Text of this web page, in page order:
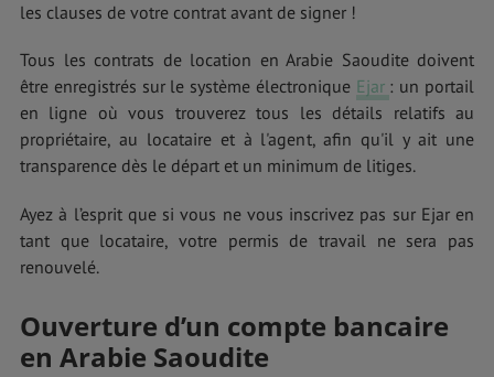
les clauses de votre contrat avant de signer !
Tous les contrats de location en Arabie Saoudite doivent
être enregistrés sur le système électronique Ejar : un portail
en ligne où vous trouverez tous les détails relatifs au
propriétaire, au locataire et à l'agent, afin qu'il y ait une
transparence dès le départ et un minimum de litiges.
Ayez à l’esprit que si vous ne vous inscrivez pas sur Ejar en
tant que locataire, votre permis de travail ne sera pas
renouvelé.
Ouverture d’un compte bancaire
en Arabie Saoudite